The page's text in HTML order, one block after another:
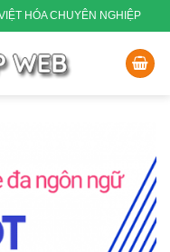
HÓA CHUYÊN NGHIỆP